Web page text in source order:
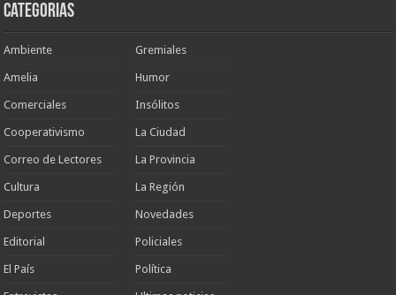
Categorias
Ambiente
Amelia
Comerciales
Cooperativismo
Correo de Lectores
Cultura
Deportes
Editorial
El País
Gremiales
Humor
Insólitos
La Ciudad
La Provincia
La Región
Novedades
Policiales
Política